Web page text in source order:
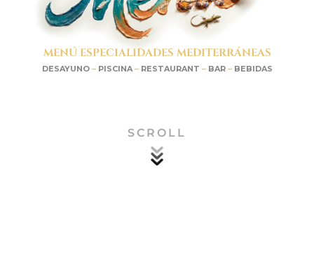
MENÚ ESPECIALIDADES MEDITERRÁNEAS
DESAYUNO– PISCINA– RESTAURANT – BAR– BEBIDAS
SCROLL